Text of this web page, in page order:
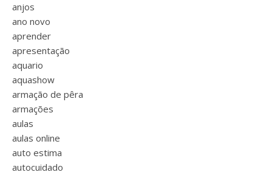
anjos
ano novo
aprender
apresentação
aquario
aquashow
armação de pêra
armações
aulas
aulas online
auto estima
autocuidado